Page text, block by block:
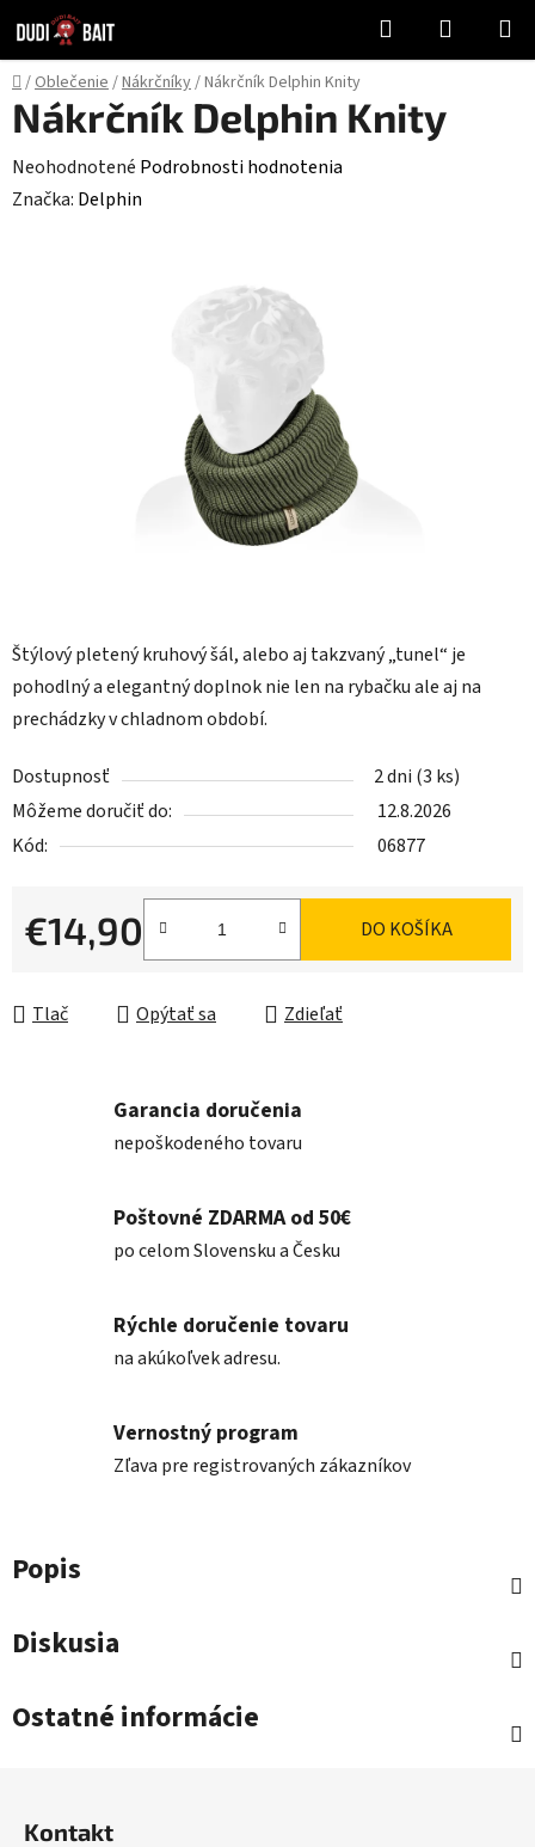
na
obsah
Hľadať
KOŠÍK
Domov
/Oblečenie/Nákrčníky/Nákrčník Delphin Knity
Štýlový pletený kruhový šál, alebo aj takzvaný „tunel“ je
pohodlný a elegantný doplnok nie len na rybačku ale aj na
prechádzky v chladnom období.
Dostupnosť 2 dni (3 ks)
Môžeme doručiť do:
12.8.2026
Kód:
06877
€14,90
Jednotková cena:
DO KOŠÍKA
Tlač Opýtať sa Zdieľať
Nákrčník Delphin Knity
Priemerné
hodnotenie
Neohodnotené Podrobnosti hodnotenia
Značka: Delphin
Garancia doručenia
nepoškodeného tovaru
Poštovné ZDARMA od 50€
po celom Slovensku a Česku
Rýchle doručenie tovaru
na akúkoľvek adresu.
Vernostný program
Zľava pre registrovaných zákazníkov
Popis
Diskusia
Ostatné informácie
Kontakt